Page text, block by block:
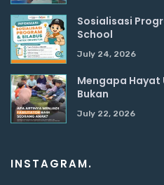
Sosialisasi
School
July 24, 2026
Mengapa Hayat
Bukan
July 22, 2026
INSTAGRAM.